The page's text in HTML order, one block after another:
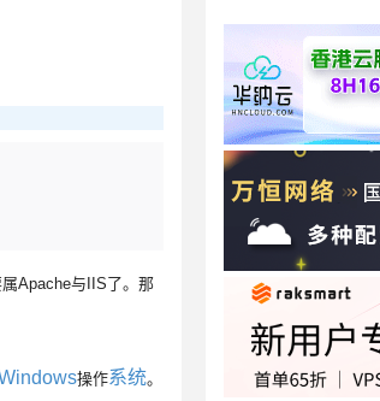
Apache与IIS了。那
操作系统。